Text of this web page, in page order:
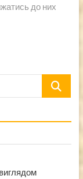
до них
Пошук